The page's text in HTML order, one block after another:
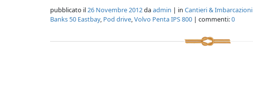
pubblicato il26 Novembre 2012daadmin | in Cantieri & Imbarcazioni
Banks 50 Eastbay, Pod drive,Volvo Penta IPS 800 | commenti:0